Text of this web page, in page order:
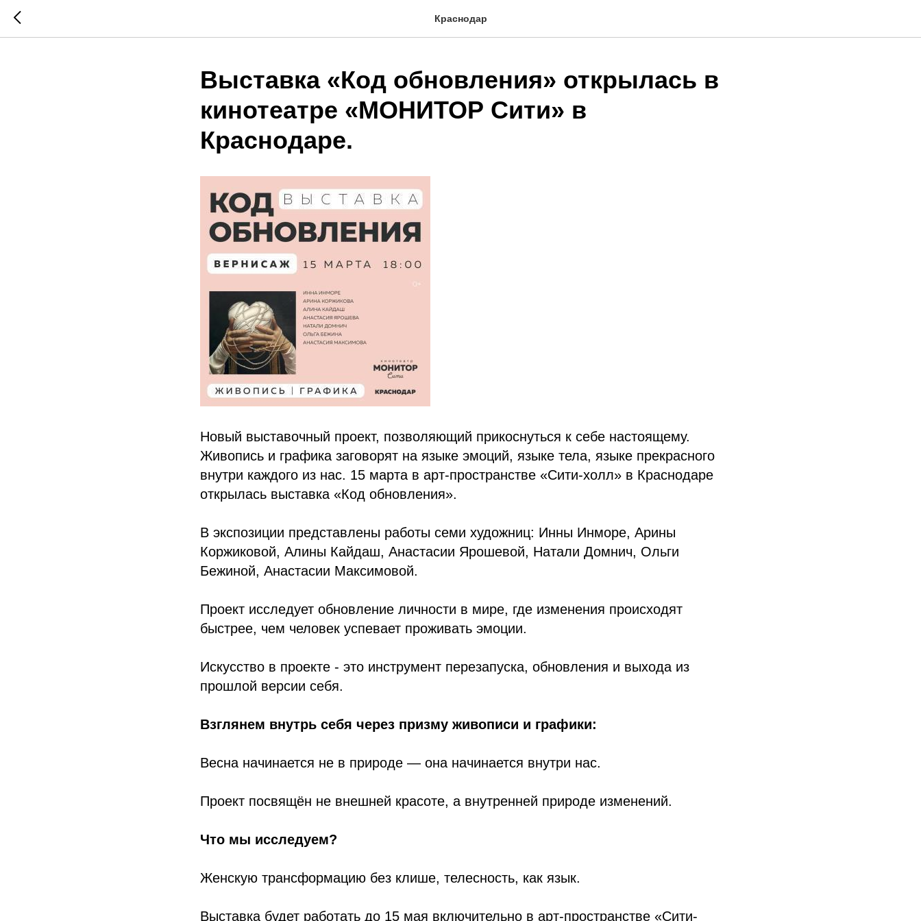
Краснодар
Выставка «Код обновления» открылась в
кинотеатре «МОНИТОР Сити» в
Краснодаре.
Новый выставочный проект, позволяющий прикоснуться к себе настоящему.
Живопись и графика заговорят на языке эмоций, языке тела, языке прекрасного
внутри каждого из нас. 15 марта в арт-пространстве «Сити-холл» в Краснодаре
открылась выставка «Код обновления».
В экспозиции представлены работы семи художниц: Инны Инморе, Арины
Коржиковой, Алины Кайдаш, Анастасии Ярошевой, Натали Домнич, Ольги
Бежиной, Анастасии Максимовой.
Проект исследует обновление личности в мире, где изменения происходят
быстрее, чем человек успевает проживать эмоции.
Искусство в проекте - это инструмент перезапуска, обновления и выхода из
прошлой версии себя.
Взглянем внутрь себя через призму живописи и графики:
Весна начинается не в природе — она начинается внутри нас.
Проект посвящён не внешней красоте, а внутренней природе изменений.
Что мы исследуем?
Женскую трансформацию без клише, телесность, как язык.
Выставка будет работать до 15 мая включительно в арт-пространстве «Сити-